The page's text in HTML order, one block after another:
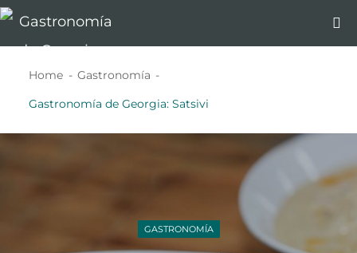
Home
Gastronomía
Gastronomía de Georgia: Satsivi
GASTRONOMÍA